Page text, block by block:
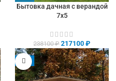
Бытовка дачная с верандой
7х5
238100₽ 217100₽
-9%